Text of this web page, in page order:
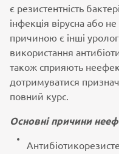
є резистентність
інфекція вірусна або
причиною є інші
використання
також сприяють
дотримуватися
повний курс.
Основні причини